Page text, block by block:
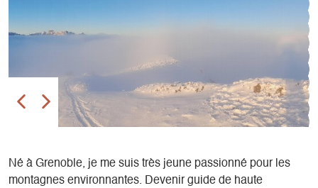
Né à Grenoble, je me suis très jeune passionné pour les
montagnes environnantes. Devenir guide de haute